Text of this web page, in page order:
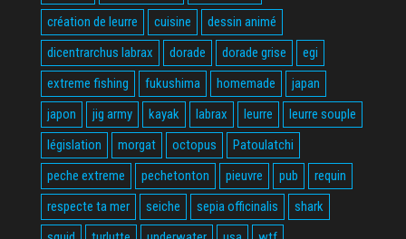
création de leurre
cuisine
dessin animé
dicentrarchus labrax
dorade dorade grise
egi
extreme fishing
fukushima homemade
japan
japon
jig army kayak labrax leurre
leurre souple
législation
morgat octopus
Patoulatchi
peche extreme
pechetonton pieuvre pub
requin
respecte ta mer
seiche sepia officinalis
shark